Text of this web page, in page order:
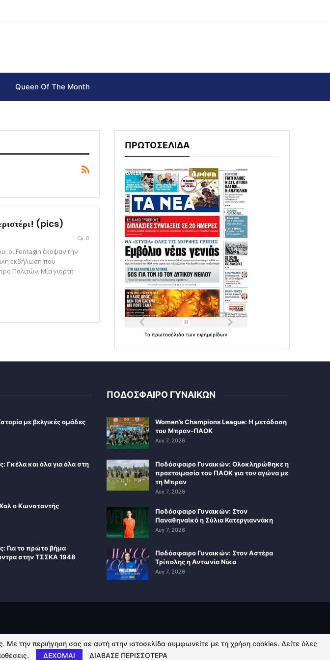
Queen Of The Month
(pics)
0
οι Fentagin έκοψαν την
εκδήλωση που
Πολιτών. Μία γιορτή
ΠΡΩΤΟΣΕΛΙΔΑ
Ταπρωτοσέλιδατωνεφημερίδων
με βελγικές ομάδες
Γκέλα και όλα για όλα στη
ο Κωνσταντής
Για το πρώτο βήμα
στην ΤΣΣΚΑ 1948
ΠΟΔΟΣΦΑΙΡΟ ΓΥΝΑΙΚΩΝ
Women’s Champions League: Η μετάδοση
του Μπραν-ΠΑΟΚ
Αυγ 7, 2026
Ποδόσφαιρο Γυναικών: Ολοκληρώθηκε η
προετοιμασία του ΠΑΟΚ για τον αγώνα με
τη Μπραν
Αυγ 7, 2026
Ποδόσφαιρο Γυναικών: Στον
Παναθηναϊκό η Σύλια Κατεργιαννάκη
Αυγ 7, 2026
Ποδόσφαιρο Γυναικών: Στον Αστέρα
Τρίπολης η Αντωνία Νίκα
Αυγ 7, 2026
Με την περιήγησή σας σε αυτή στην ιστοσελίδα συμφωνείτε με τη χρήση cookies. Δείτε όλες
ΔΕΧΟΜΑΙ ΔΙΑΒΑΣΕ ΠΕΡΙΣΣΟΤΕΡΑ